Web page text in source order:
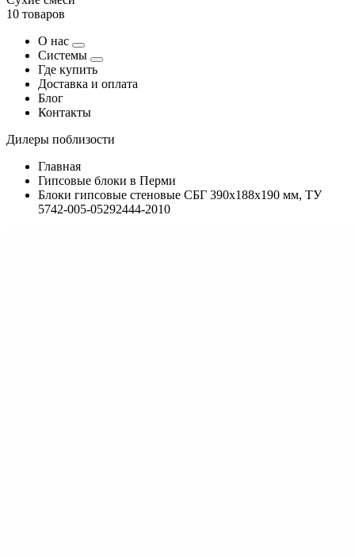
10 товаров
О нас
Системы
Где купить
Доставка и оплата
Блог
Контакты
Дилеры поблизости
Главная
Гипсовые блоки в Перми
Блоки гипсовые стеновые СБГ 390х188х190 мм, ТУ
5742-005-05292444-2010